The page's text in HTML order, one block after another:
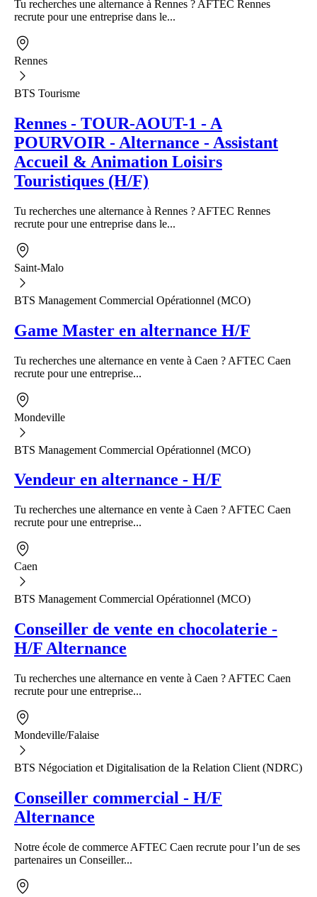
Tu recherches une alternance à Rennes ? AFTEC Rennes
recrute pour une entreprise dans le...
Rennes
BTS Tourisme
Rennes - TOUR-AOUT-1 - A
POURVOIR - Alternance - Assistant
Accueil & Animation Loisirs
Touristiques (H/F)
Tu recherches une alternance à Rennes ? AFTEC Rennes
recrute pour une entreprise dans le...
Saint-Malo
BTS Management Commercial Opérationnel (MCO)
Game Master en alternance H/F
Tu recherches une alternance en vente à Caen ? AFTEC Caen
recrute pour une entreprise...
Mondeville
BTS Management Commercial Opérationnel (MCO)
Vendeur en alternance - H/F
Tu recherches une alternance en vente à Caen ? AFTEC Caen
recrute pour une entreprise...
Caen
BTS Management Commercial Opérationnel (MCO)
Conseiller de vente en chocolaterie -
H/F Alternance
Tu recherches une alternance en vente à Caen ? AFTEC Caen
recrute pour une entreprise...
Mondeville/Falaise
BTS Négociation et Digitalisation de la Relation Client (NDRC)
Conseiller commercial - H/F
Alternance
Notre école de commerce AFTEC Caen recrute pour l’un de ses
partenaires un Conseiller...